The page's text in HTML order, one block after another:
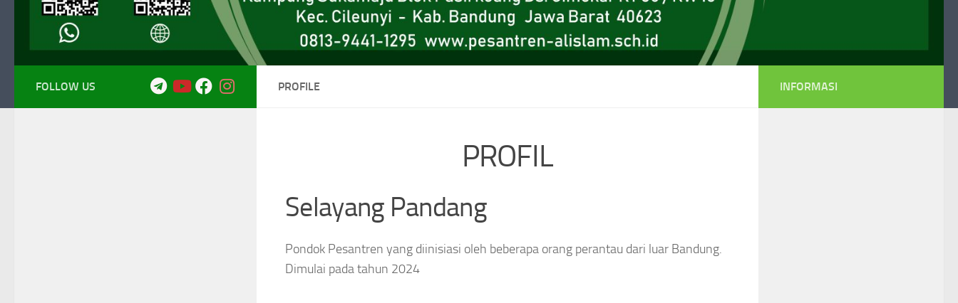
PROFILE
PROFIL
Selayang Pandang
Pondok Pesantren yang diinisiasi oleh beberapa orang perantau dari luar Bandung.
Dimulai pada tahun 2024
FOLLOW US INFORMASI